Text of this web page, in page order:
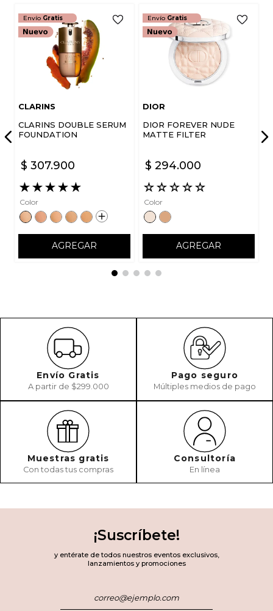
Escribe un comentario
ENVIAR COMENTARIO
Envío Gratis
CLARINS
CLARINS DOUBLE SERUM
FOUNDATION
$ 307.900
★★★★★
Color
AGREGAR
Envío Gratis
DIOR
DIOR FOREVER NUDE
MATTE FILTER
$ 294.000
☆☆☆☆☆
Color
AGREGAR
Envío Gratis
A partir de $299.000
Pago seguro
Múltiples medios de pago
Muestras gratis
Con todas tus compras
Consultoría
En línea
¡Suscríbete!
y entérate de todos nuestros eventos exclusivos,
lanzamientos y promociones